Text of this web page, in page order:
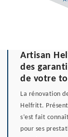
Artisan
des
de votre
La rénovation
Helfritt. Présent
s’est fait
pour ses